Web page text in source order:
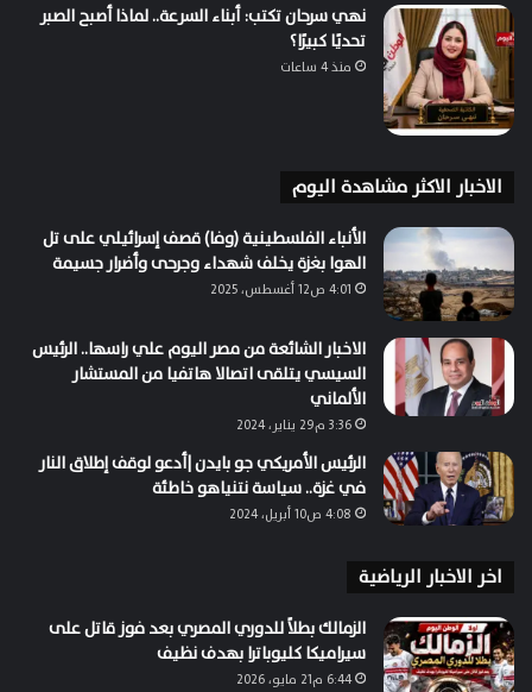
نهي سرحان تكتب: أبناء السرعة.. لماذا أصبح الصبر
تحديًا كبيرًا؟
منذ 4 ساعات
الاخبار الاكثر مشاهدة اليوم
الأنباء الفلسطينية (وفا) قصف إسرائيلي على تل
الهوا بغزة يخلف شهداء وجرحى وأضرار جسيمة
4:01 ص12 أغسطس، 2025
الاخبار الشائعة من مصر اليوم علي راسها.. الرئيس
السيسي يتلقى اتصالا هاتفيا من المستشار
الألماني
3:36 م29 يناير، 2024
الرئيس الأمريكي جو بايدن |أدعو لوقف إطلاق النار
في غزة.. سياسة نتنياهو خاطئة
4:08 ص10 أبريل، 2024
اخر الاخبار الرياضية
الزمالك بطلاً للدوري المصري بعد فوز قاتل على
سيراميكا كليوباترا بهدف نظيف
6:44 م21 مايو، 2026